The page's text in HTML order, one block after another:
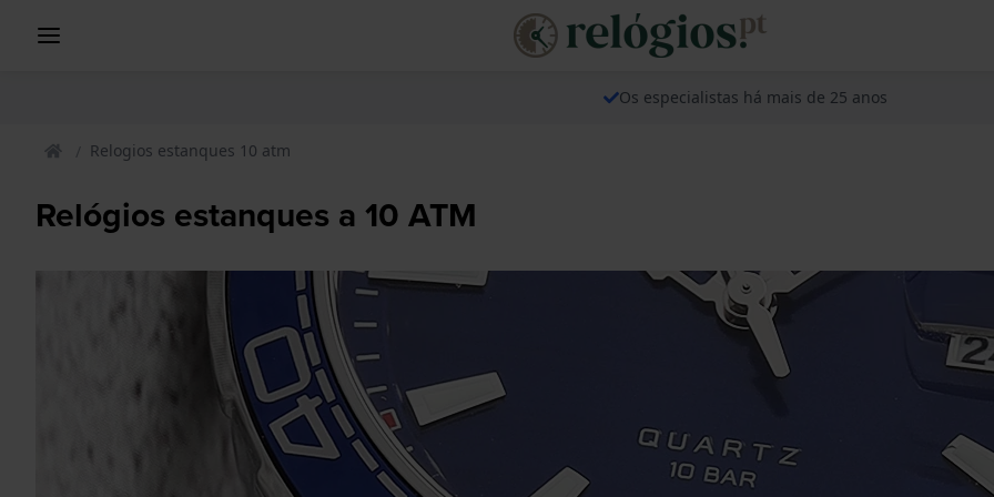
Os especialistas há mais de 25 anos
Relogios estanques 10 atm
Relógios estanques a 10 ATM